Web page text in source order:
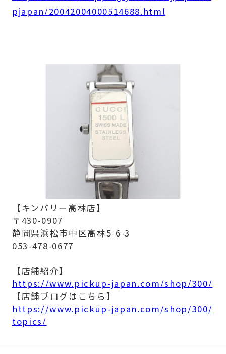
pjapan/20042004000514688.html
【キンバリー高林店】
〒430-0907
静岡県浜松市中区高林5-6-3
053-478-0677
【店舗紹介】
https://www.pickup-japan.com/shop/300/
【店舗ブログはこちら】
https://www.pickup-japan.com/shop/300/
topics/